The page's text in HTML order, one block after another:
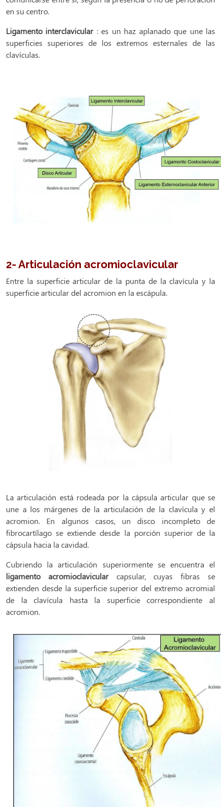
en su centro.
Ligamento interclavicular: es un haz aplanado que une las
superficies superiores de los extremos esternales de las
clavículas.
2- Articulación acromioclavicular
Entre la superficie articular de la punta de la clavícula y la
superficie articular del acromion en la escápula.
La articulación está rodeada por la cápsula articular que se
une a los márgenes de la articulación de la clavícula y el
acromion. En algunos casos, un disco incompleto de
fibrocartílago se extiende desde la porción superior de la
cápsula hacia la cavidad.
Cubriendo la articulación superiormente se encuentra el
ligamento acromioclavicularcapsular, cuyas fibras se
extienden desde la superficie superior del extremo acromial
de la clavícula hasta la superficie correspondiente al
acromion.